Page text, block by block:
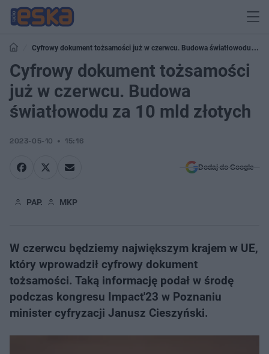
Cyfrowy dokument tożsamości już w czerwcu. Budowa światłowodu za
10 mld złotych
Cyfrowy dokument tożsamości
już w czerwcu. Budowa
światłowodu za 10 mld złotych
2023-05-10 15:16
Dodaj do Google
PAP. MKP
W czerwcu będziemy największym krajem w UE,
który wprowadził cyfrowy dokument
tożsamości. Taką informację podał w środę
podczas kongresu Impact'23 w Poznaniu
minister cyfryzacji Janusz Cieszyński.